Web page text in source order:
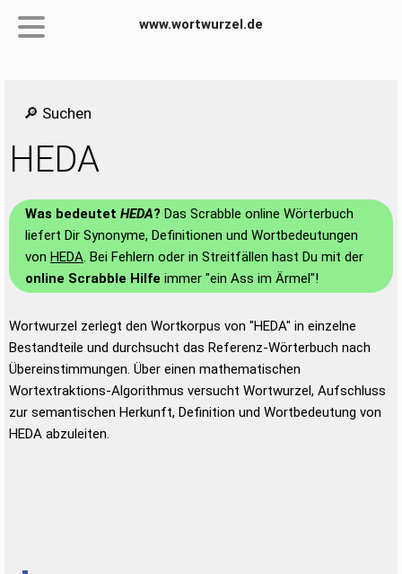
www.wortwurzel.de
🔎 Suchen
HEDA
Was bedeutet HEDA? Das Scrabble online Wörterbuch
liefert Dir Synonyme, Definitionen und Wortbedeutungen
von HEDA. Bei Fehlern oder in Streitfällen hast Du mit der
online Scrabble Hilfe immer "ein Ass im Ärmel"!
Wortwurzel zerlegt den Wortkorpus von "HEDA" in einzelne
Bestandteile und durchsucht das Referenz-Wörterbuch nach
Übereinstimmungen. Über einen mathematischen
Wortextraktions-Algorithmus versucht Wortwurzel, Aufschluss
zur semantischen Herkunft, Definition und Wortbedeutung von
HEDA abzuleiten.